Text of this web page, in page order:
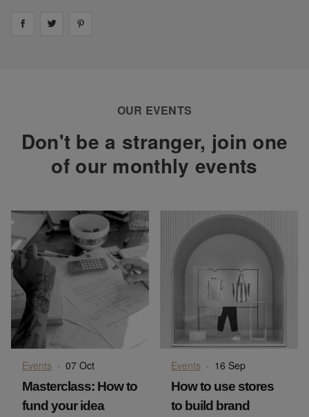
Share on facebook
Share on
OUR EVENTS
Don't be a stranger, join one
of our monthly events
Events · 07 Oct
Masterclass: How to
fund your idea
Events · 16 Sep
How to use stores
to build brand